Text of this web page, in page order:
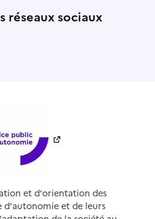
réseaux sociaux
et d'orientation des
d'autonomie et de leurs